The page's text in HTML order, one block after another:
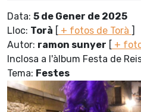
Data: 5 de Gener de 2025
Lloc: Torà [ + fotos de Torà ]
Autor: ramon sunyer [ +
Inclosa a l'àlbum Festa de
Tema: Festes